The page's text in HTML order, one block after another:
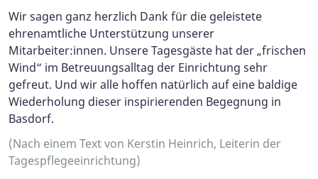
Wir sagen ganz herzlich Dank für die geleistete
ehrenamtliche Unterstützung unserer
Mitarbeiter:innen. Unsere Tagesgäste hat der „frischen
Wind“ im Betreuungsalltag der Einrichtung sehr
gefreut. Und wir alle hoffen natürlich auf eine baldige
Wiederholung dieser inspirierenden Begegnung in
Basdorf.
(Nach einem Text von Kerstin Heinrich, Leiterin der
Tagespflegeeinrichtung)